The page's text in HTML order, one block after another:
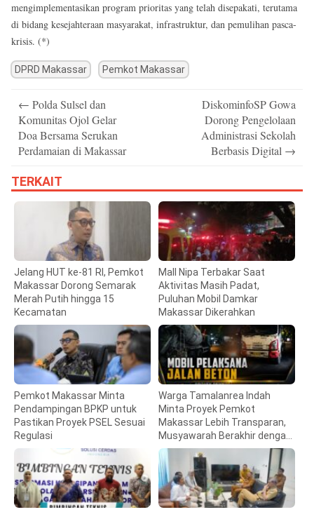
mengimplementasikan program prioritas yang telah disepakati, terutama
di bidang kesejahteraan masyarakat, infrastruktur, dan pemulihan pasca-
krisis. (*)
DPRD Makassar Pemkot Makassar
navigation
← Polda Sulsel dan
Komunitas Ojol Gelar
Doa Bersama Serukan
Perdamaian di Makassar
DiskominfoSP Gowa
Dorong Pengelolaan
Administrasi Sekolah
Berbasis Digital →
TERKAIT
Jelang HUT ke-81 RI, Pemkot
Makassar Dorong Semarak
Merah Putih hingga 15
Kecamatan
Mall Nipa Terbakar Saat
Aktivitas Masih Padat,
Puluhan Mobil Damkar
Makassar Dikerahkan
Pemkot Makassar Minta
Pendampingan BPKP untuk
Pastikan Proyek PSEL Sesuai
Regulasi
Warga Tamalanrea Indah
Minta Proyek Pemkot
Makassar Lebih Transparan,
Musyawarah Berakhir dengan
Kesepakatan